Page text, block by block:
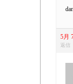
5月
返信